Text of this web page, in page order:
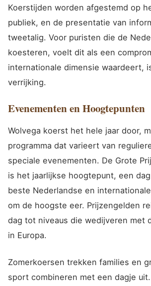
Koerstijden worden afgestemd op
publiek, en de presentatie van
tweetalig. Voor puristen die de
koesteren, voelt dit als een
internationale dimensie waardeert,
verrijking.
Evenementen en Hoogtepunten
Wolvega koerst het hele jaar door,
programma dat varieert van
speciale evenementen. De Grote
is het jaarlijkse hoogtepunt, een
beste Nederlandse en
om de hoogste eer. Prijzengelden
dag tot niveaus die wedijveren met
in Europa.
Zomerkoersen trekken families en
sport combineren met een dagje